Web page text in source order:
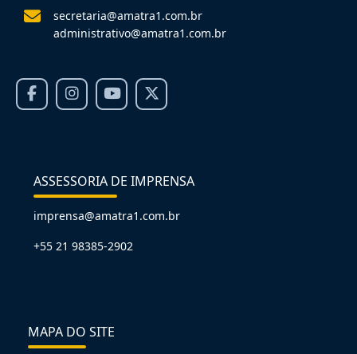
secretaria@amatra1.com.br
administrativo@amatra1.com.br
ASSESSORIA DE IMPRENSA
imprensa@amatra1.com.br
+55 21 98385-2902
MAPA DO SITE